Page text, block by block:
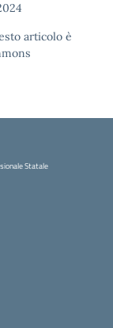
articolo è
Statale